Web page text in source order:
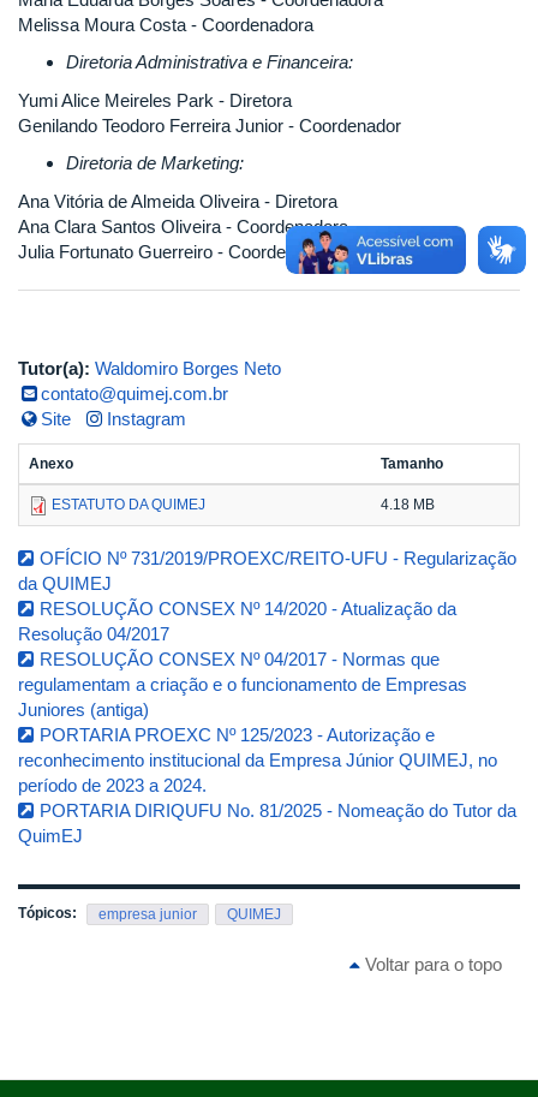
Melissa Moura Costa - Coordenadora
Diretoria Administrativa e Financeira:
Yumi Alice Meireles Park - Diretora
Genilando Teodoro Ferreira Junior - Coordenador
Diretoria de Marketing:
Ana Vitória de Almeida Oliveira - Diretora
Ana Clara Santos Oliveira - Coordenadora
Julia Fortunato Guerreiro - Coordenadora
Tutor(a): Waldomiro Borges Neto
contato@quimej.com.br
Site
Instagram
Anexo Tamanho
ESTATUTO DA QUIMEJ 4.18 MB
OFÍCIO Nº 731/2019/PROEXC/REITO-UFU - Regularização
da QUIMEJ
RESOLUÇÃO CONSEX Nº 14/2020 - Atualização da
Resolução 04/2017
RESOLUÇÃO CONSEX Nº 04/2017 - Normas que
regulamentam a criação e o funcionamento de Empresas
Juniores (antiga)
PORTARIA PROEXC Nº 125/2023 - Autorização e
reconhecimento institucional da Empresa Júnior QUIMEJ, no
período de 2023 a 2024.
PORTARIA DIRIQUFU No. 81/2025 - Nomeação do Tutor da
QuimEJ
Tópicos: empresa junior QUIMEJ
Voltar para o topo